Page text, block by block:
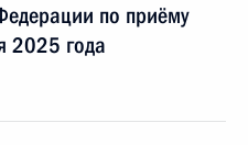
по приёму
2025 года